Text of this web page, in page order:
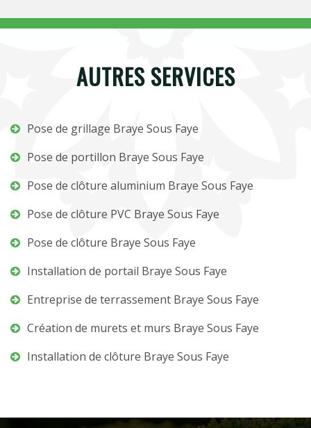
AUTRES SERVICES
Pose de grillage Braye Sous Faye
Pose de portillon Braye Sous Faye
Pose de clôture aluminium Braye Sous Faye
Pose de clôture PVC Braye Sous Faye
Pose de clôture Braye Sous Faye
Installation de portail Braye Sous Faye
Entreprise de terrassement Braye Sous Faye
Création de murets et murs Braye Sous Faye
Installation de clôture Braye Sous Faye